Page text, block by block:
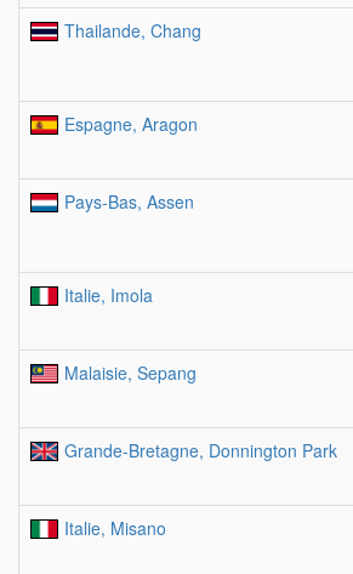
Thailande, Chang
Espagne, Aragon
Pays-Bas, Assen
Italie, Imola
Malaisie, Sepang
Grande-Bretagne, Donnington Park
Italie, Misano